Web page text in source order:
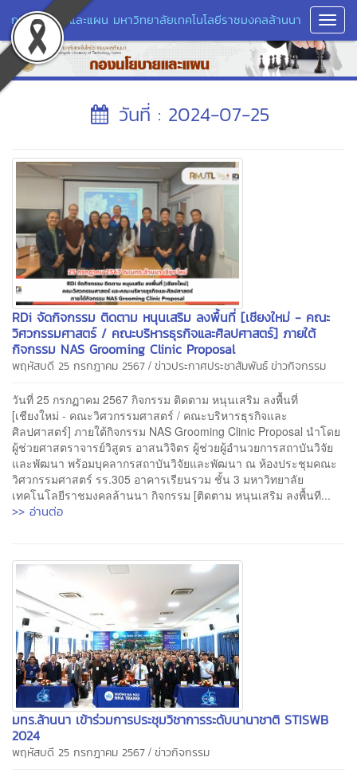
กองนโยบายและแผน มหาวิทยาลัยเทคโนโลยีราชมงคลล้านนา
วันที่ : 2024-07-25
RDi จัดกิจกรรม ติดตาม หนุนเสริม ลงพื้นที่ [เชียงใหม่ - คณะ
วิศวกรรมศาสตร์ / คณะบริหารธุรกิจและศิลปศาสตร์] ภายใต้
กิจกรรม NAS Grooming Clinic Proposal
พฤหัสบดี 25 กรกฎาคม 2567 / ข่าวประกาศประชาสัมพันธ์ข่าวกิจกรรม
วันที่ 25 กรกฏาคม 2567 กิจกรรม ติดตาม หนุนเสริม ลงพื้นที่
[เชียงใหม่ - คณะวิศวกรรมศาสตร์ / คณะบริหารธุรกิจและ
ศิลปศาสตร์] ภายใต้กิจกรรม NAS Grooming Clinic Proposal นำโดย
ผู้ช่วยศาสตราจารย์วิสูตร อาสนวิจิตร ผู้ช่วยผู้อำนวยการสถาบันวิจัย
และพัฒนา พร้อมบุคลากรสถาบันวิจัยและพัฒนา ณ ห้องประชุมคณะ
วิศวกรรมศาสตร์ รร.305 อาคารเรียนรวม ชั้น 3 มหาวิทยาลัย
เทคโนโลยีราชมงคลล้านนา กิจกรรม [ติดตาม หนุนเสริม ลงพื้นที...
>> อ่านต่อ
มทร.ล้านนา เข้าร่วมการประชุมวิชาการระดับนานาชาติ STISWB
2024
พฤหัสบดี 25 กรกฎาคม 2567 / ข่าวกิจกรรม